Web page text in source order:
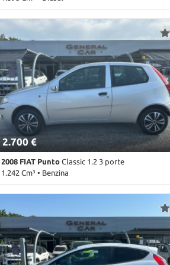
184.000 Km • Cambio Manuale (6) • Bianco
pastello • 4 Porte • ABS • Airbag • Airbag
Passeggero • Alzacristalli elettrici • Autoradio •
Bluetooth • Boardcomputer • Cerchioni in acciaio
• Chiusura centralizzata telecomandata •
Climatizzatore • ESP • Filtro antiparticolato •
Immobilizzatore elettronico • Luci diurne •
Portapacchi • Porta scorrevole • Sensori di
parcheggio posteriori • Servosterzo • USB •
Vivavoce • Volante multifunzione
2.700 €
2008 FIAT PuntoClassic 1.2 3 porte
1.242 Cm³ • Benzina
175.000 Km • Cambio Manuale (5) • Argento
Passeggero • Alzacristalli elettrici • Autoradio •
Cerchioni in acciaio • Chiusura centralizzata •
Climatizzatore • Immobilizzatore elettronico •
Servosterzo • Specchietti laterali elettrici